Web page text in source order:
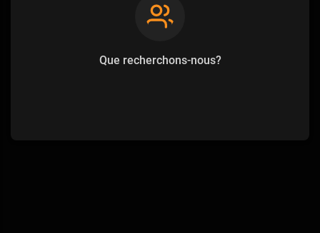
Que recherchons-nous?